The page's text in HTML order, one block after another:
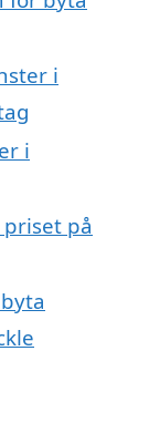
i
i
på